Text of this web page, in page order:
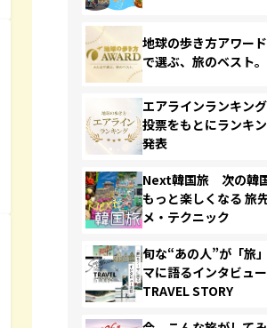
地球の歩き方アワー
で選ぶ、旅のベスト。
エアラインランキン
投票をもとにランキ
発表
Next韓国旅 次の韓
もっと楽しくなる 旅
メ・テクニック
旬な“あの人”が「旅
マに語るインタビュ
TRAVEL STORY